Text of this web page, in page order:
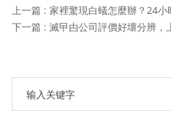
上一篇 : 家裡驚現白蟻怎麼辦？24小